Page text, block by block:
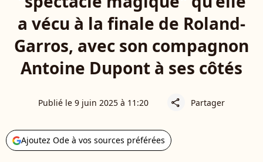
a vécu à la finale de Roland-
Garros, avec son compagnon
Antoine Dupont à ses côtés
Publié le 9 juin 2025 à 11:20 share Partager
Ajoutez Ode à vos sources préférées